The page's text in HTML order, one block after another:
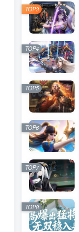
TOP3
TOP4
TOP5
TOP6
TOP7
TOP8